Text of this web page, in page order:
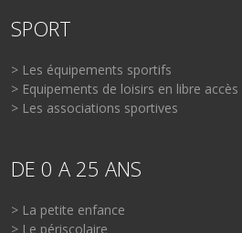
SPORT
> Les équipements sportifs
> Equipements de loisirs en libre accès
> Les associations sportives
DE 0 A 25 ANS
> La petite enfance
> Le périscolaire